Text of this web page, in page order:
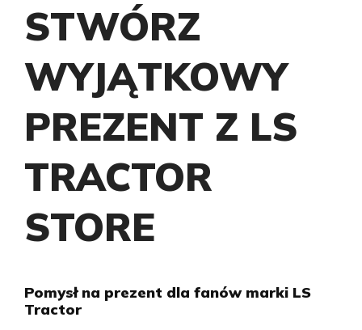
STWÓRZ
WYJĄTKOWY
PREZENT Z LS
TRACTOR
STORE
Pomysł na prezent dla fanów marki LS
Tractor